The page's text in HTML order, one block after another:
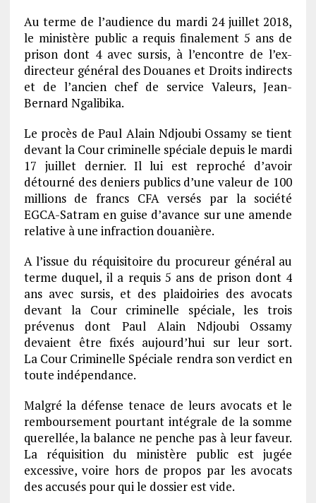
Au terme de l’audience du mardi 24 juillet 2018,
le ministère public a requis finalement 5 ans de
prison dont 4 avec sursis, à l’encontre de l’ex-
directeur général des Douanes et Droits indirects
et de l’ancien chef de service Valeurs, Jean-
Bernard Ngalibika.
Le procès de Paul Alain Ndjoubi Ossamy se tient
devant la Cour criminelle spéciale depuis le mardi
17 juillet dernier. Il lui est reproché d’avoir
détourné des deniers publics d’une valeur de 100
millions de francs CFA versés par la société
EGCA-Satram en guise d’avance sur une amende
relative à une infraction douanière.
A l’issue du réquisitoire du procureur général au
terme duquel, il a requis 5 ans de prison dont 4
ans avec sursis, et des plaidoiries des avocats
devant la Cour criminelle spéciale, les trois
prévenus dont Paul Alain Ndjoubi Ossamy
devaient être fixés aujourd’hui sur leur sort.
La Cour Criminelle Spéciale rendra son verdict en
toute indépendance.
Malgré la défense tenace de leurs avocats et le
remboursement pourtant intégrale de la somme
querellée, la balance ne penche pas à leur faveur.
La réquisition du ministère public est jugée
excessive, voire hors de propos par les avocats
des accusés pour qui le dossier est vide.